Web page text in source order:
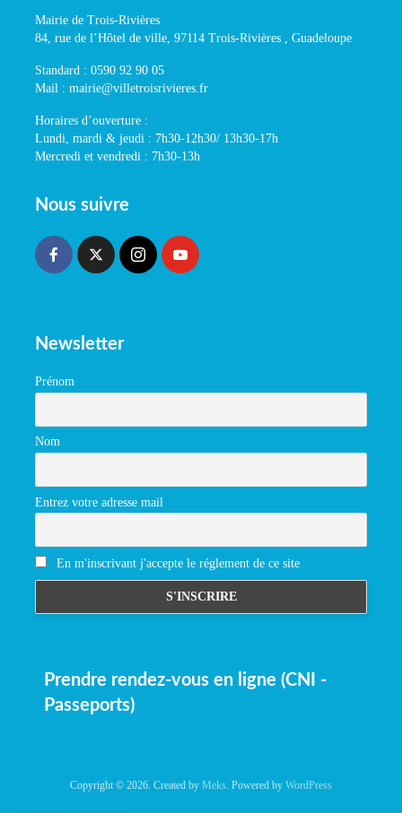
Mairie de Trois-Rivières
84, rue de l’Hôtel de ville, 97114 Trois-Rivières , Guadeloupe
Standard : 0590 92 90 05
Mail : mairie@villetroisrivieres.fr
Horaires d’ouverture :
Lundi, mardi & jeudi : 7h30-12h30/ 13h30-17h
Mercredi et vendredi : 7h30-13h
Nous suivre
Newsletter
Prénom
Nom
Entrez votre adresse mail
En m'inscrivant j'accepte le réglement de ce site
Prendre rendez-vous en ligne (CNI -
Passeports)
Copyright © 2026. Created by Meks . Powered by WordPress